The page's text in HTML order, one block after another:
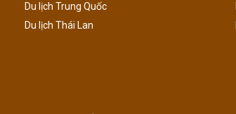
Du lịch Trung Quốc
Du lịch Thái Lan